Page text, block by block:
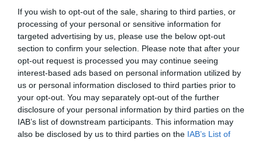
If you wish to opt-out of the sale, sharing to third parties, or
processing of your personal or sensitive information for
targeted advertising by us, please use the below opt-out
section to confirm your selection. Please note that after your
opt-out request is processed you may continue seeing
interest-based ads based on personal information utilized by
us or personal information disclosed to third parties prior to
your opt-out. You may separately opt-out of the further
disclosure of your personal information by third parties on the
IAB’s list of downstream participants. This information may
also be disclosed by us to third parties on the IAB’s List of
redonda que se ha celebrado a continuación en el
marco de la Jornada EmpoderaT,Éxito a la
práctica: Historias de startups en fase de
crecimiento, y que ha contado con la
participación de
Adrià Buzón (Cuideo), Albert
Munné(Memima Baby),Inès Betancourt, (Clarity
Stethoscope),Francisco Boira(Kreios Space) y
XavierEspinal(Wecaria).